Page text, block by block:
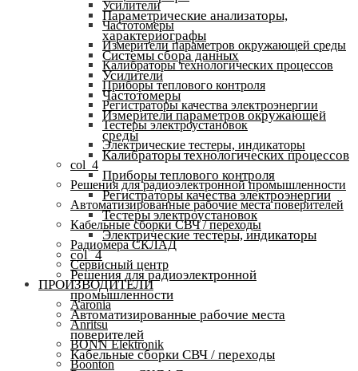
Усилители
Частотомеры
Измерители параметров окружающей среды
Калибраторы технологических процессов
Приборы теплового контроля
Регистраторы качества электроэнергии
Тестеры электроустановок
Электрические тестеры, индикаторы
col_4
Решения для радиоэлектронной промышленности
Автоматизированные рабочие места поверителей
Кабельные сборки СВЧ / переходы
Радиомера СКЛАД
Сервисный центр
ПРОИЗВОДИТЕЛИ
Aaronia
Anritsu
BONN Elektronik
Boonton
Параметрические анализаторы,
характериографы
Системы сбора данных
Усилители
Частотомеры
Измерители параметров окружающей
среды
Калибраторы технологических процессов
Приборы теплового контроля
Регистраторы качества электроэнергии
Тестеры электроустановок
Электрические тестеры, индикаторы
col_4
Решения для радиоэлектронной
промышленности
Автоматизированные рабочие места
поверителей
Кабельные сборки СВЧ / переходы